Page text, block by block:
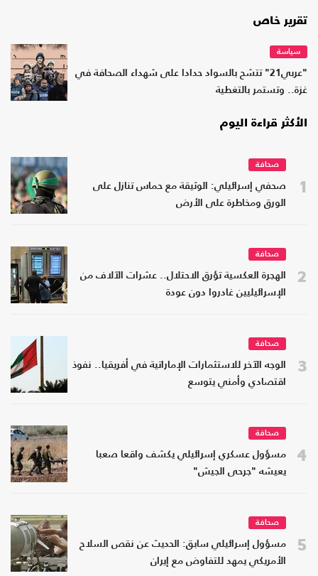
تقرير خاص
سياسة
"عربي21" تتشح بالسواد حدادا على شهداء الصحافة في
غزة.. وتستمر بالتغطية
الأكثر قراءة اليوم
1
صحافة
صحفي إسرائيلي: الوثيقة مع حماس تنازل على
الورق ومخاطرة على الأرض
2
صحافة
الهجرة العكسية تؤرق الاحتلال.. عشرات الآلاف من
الإسرائيليين غادروا دون عودة
3
صحافة
الوجه الآخر للاستثمارات الإماراتية في أفريقيا.. نفوذ
اقتصادي وأمني يتوسع
4
صحافة
مسؤول عسكري إسرائيلي يكشف واقعا صعبا
يعيشه "جرحى الجيش"
5
صحافة
مسؤول إسرائيلي سابق: الحديث عن نقص السلاح
الأمريكي يمهد للتفاوض مع إيران